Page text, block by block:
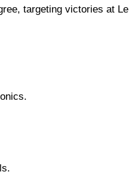
targeting victories at Le